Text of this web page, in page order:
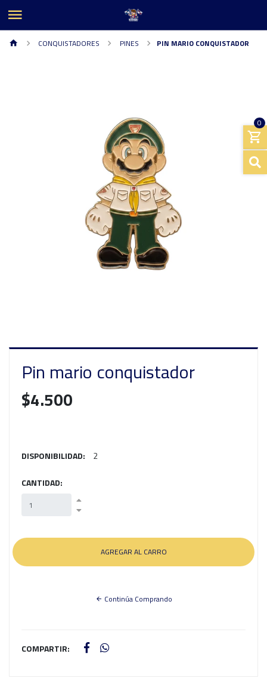
0
CONQUISTADORES PINES PIN MARIO CONQUISTADOR
Pin mario conquistador
$4.500
DISPONIBILIDAD: 2
CANTIDAD:
Continúa Comprando
COMPARTIR: